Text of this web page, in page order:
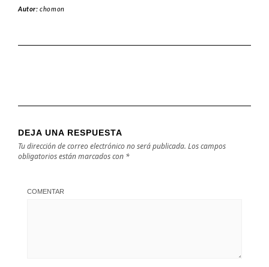
Autor:chomon
DEJA UNA RESPUESTA
Tu dirección de correo electrónico no será publicada. Los campos
obligatorios están marcados con *
COMENTAR